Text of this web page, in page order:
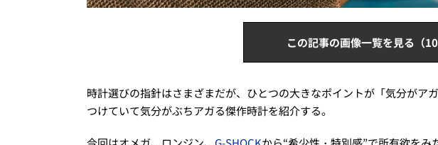
この記事の画像一覧を見る（10
時計選びの指針はさまざまだが、ひとつの大きなポイントが「気分がア
つけていて気分がぶちアガる傑作時計を紹介する。